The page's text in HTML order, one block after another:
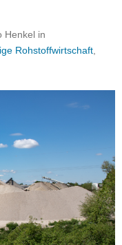
Henkel in
Rohstoffwirtschaft